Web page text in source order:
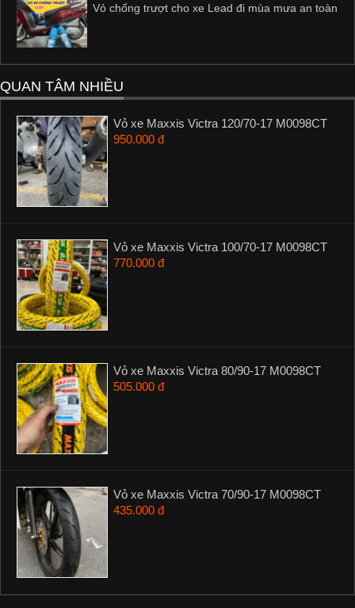
Vỏ chống trượt cho xe Lead đi mùa mưa an toàn
QUAN TÂM NHIỀU
Vỏ xe Maxxis Victra 120/70-17 M0098CT
950.000 đ
Vỏ xe Maxxis Victra 100/70-17 M0098CT
770.000 đ
Vỏ xe Maxxis Victra 80/90-17 M0098CT
505.000 đ
Vỏ xe Maxxis Victra 70/90-17 M0098CT
435.000 đ